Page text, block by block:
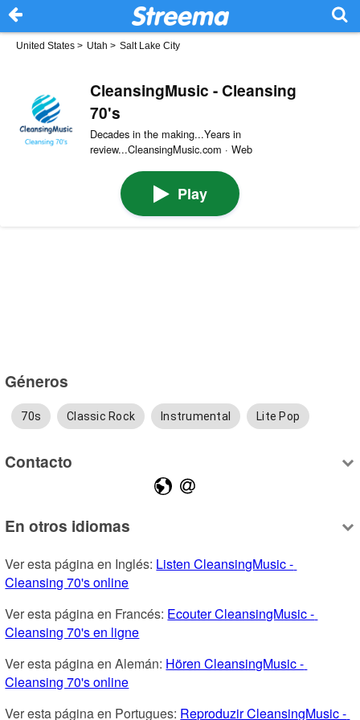
United States > Utah > Salt Lake City
CleansingMusic - Cleansing
70's
Decades in the making...Years in
review...CleansingMusic.com · Web
Play
Géneros
70s Classic Rock Instrumental Lite Pop
Contacto
En otros idiomas
Ver esta página en Inglés: Listen CleansingMusic -
Cleansing 70's online
Ver esta página en Francés: Ecouter CleansingMusic -
Cleansing 70's en ligne
Ver esta página en Alemán: Hören CleansingMusic -
Cleansing 70's online
Ver esta página en Portugues: Reproduzir CleansingMusic -